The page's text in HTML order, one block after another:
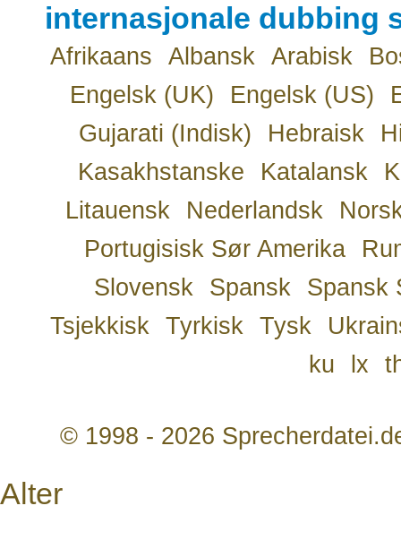
internasjonale dubbing
Afrikaans Albansk Arabisk
Engelsk (UK)
Engelsk (US)
Gujarati (Indisk)
Hebraisk
Kasakhstanske
Katalansk
Litauensk
Nederlandsk
Portugisisk Sør Amerika
Slovensk
Spansk
Spansk
Tsjekkisk
Tyrkisk Tysk
ku
lx
© 1998 - 2026
Alter